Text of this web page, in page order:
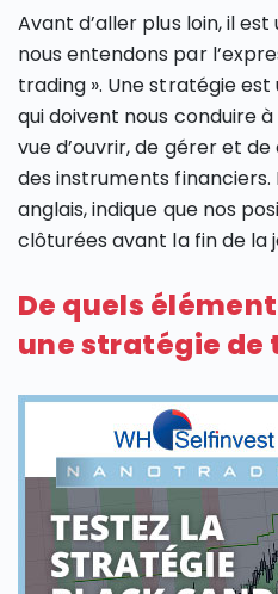
Avant d’aller plus loin, il
nous entendons par
trading ». Une stratégie
qui doivent nous conduire
vue d’ouvrir, de gérer et
des instruments financiers.
anglais, indique que nos
clôturées avant la fin de la
De quels
une stratégie de